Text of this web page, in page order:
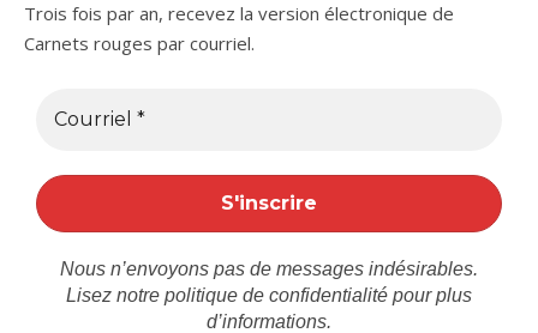
Trois fois par an, recevez la version électronique de
Carnets rouges par courriel.
Nous n’envoyons pas de messages indésirables.
Lisez notre politique de confidentialité pour plus
d’informations.